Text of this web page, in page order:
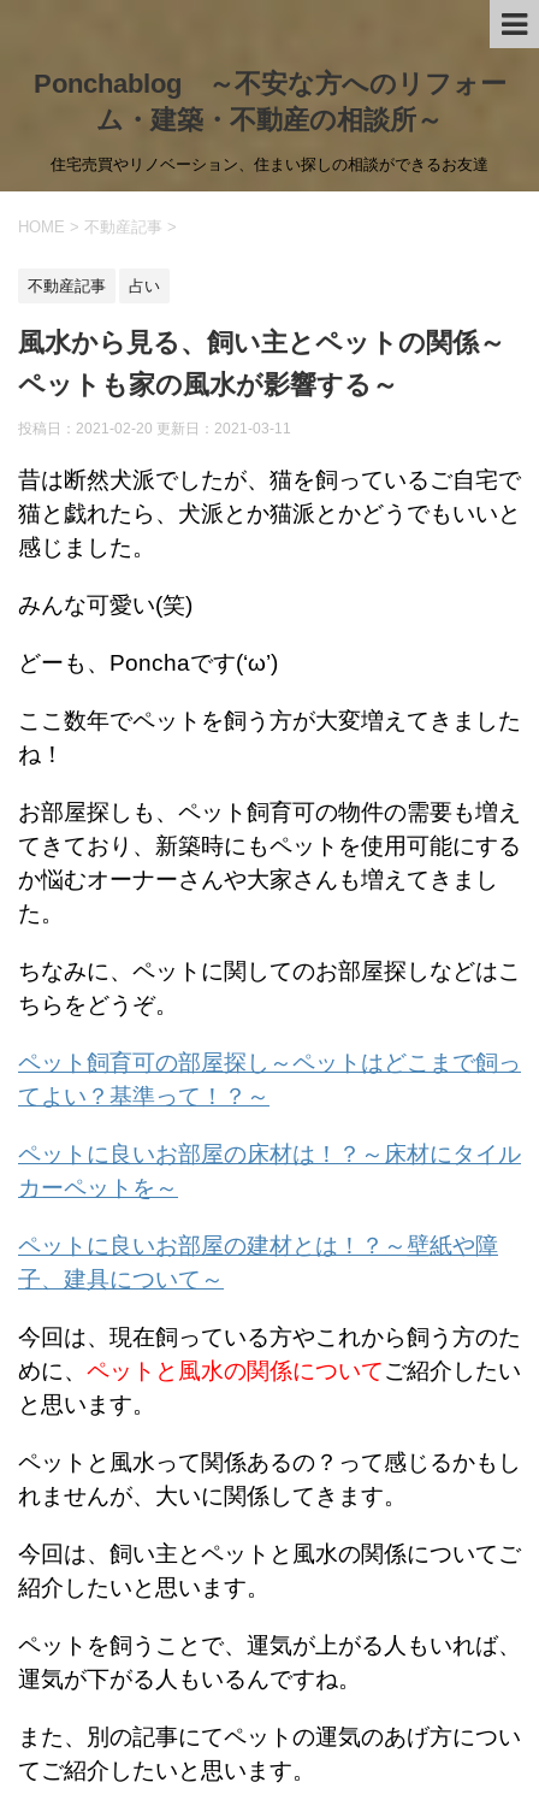
Ponchablog ～不安な方へのリフォー
ム・建築・不動産の相談所～
住宅売買やリノベーション、住まい探しの相談ができるお友達
HOME > 不動産記事 >
不動産記事 占い
風水から見る、飼い主とペットの関係～
ペットも家の風水が影響する～
投稿日：2021-02-20 更新日： 2021-03-11
昔は断然犬派でしたが、猫を飼っているご自宅で
猫と戯れたら、犬派とか猫派とかどうでもいいと
感じました。
みんな可愛い(笑)
どーも、Ponchaです(‘ω’)
ここ数年でペットを飼う方が大変増えてきました
ね！
お部屋探しも、ペット飼育可の物件の需要も増え
てきており、新築時にもペットを使用可能にする
か悩むオーナーさんや大家さんも増えてきまし
た。
ちなみに、ペットに関してのお部屋探しなどはこ
ちらをどうぞ。
ペット飼育可の部屋探し～ペットはどこまで飼っ
てよい？基準って！？～
ペットに良いお部屋の床材は！？～床材にタイル
カーペットを～
ペットに良いお部屋の建材とは！？～壁紙や障
子、建具について～
今回は、現在飼っている方やこれから飼う方のた
めに、 ペットと風水の関係についてご紹介したい
と思います。
ペットと風水って関係あるの？って感じるかもし
れませんが、大いに関係してきます。
今回は、飼い主とペットと風水の関係についてご
紹介したいと思います。
ペットを飼うことで、運気が上がる人もいれば、
運気が下がる人もいるんですね。
また、別の記事にてペットの運気のあげ方につい
てご紹介したいと思います。